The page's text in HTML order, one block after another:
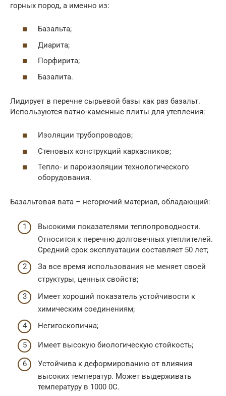
горных пород, а именно из:
Базальта;
Диарита;
Порфирита;
Базалита.
Лидирует в перечне сырьевой базы как раз базальт.
Используются ватно-каменные плиты для утепления:
Изоляции трубопроводов;
Стеновых конструкций каркасников;
Тепло- и пароизоляции технологического
оборудования.
Базальтовая вата – негорючий материал, обладающий:
Высокими показателями теплопроводности.
Относится к перечню долговечных утеплителей.
Средний срок эксплуатации составляет 50 лет;
За все время использования не меняет своей
структуры, ценных свойств;
Имеет хороший показатель устойчивости к
химическим соединениям;
Негигоскопична;
Имеет высокую биологическую стойкость;
Устойчива к деформированию от влияния
высоких температур. Может выдерживать
температуру в 1000 0С.